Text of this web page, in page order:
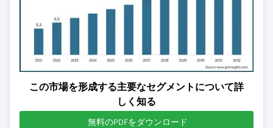
この市場を形成する主要なセグメントについて詳
しく知る
無料のPDFをダウンロード